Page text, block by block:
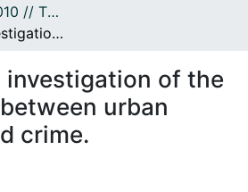
Thèses, 1910 - 2010 // Theses, 1910 - 2010
An empirical investigation of the relationship between urban crowding and crime.
investigation of the
urban
crime.